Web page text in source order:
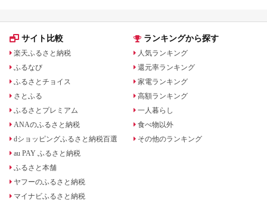
サイト比較
楽天ふるさと納税
ふるなび
ふるさとチョイス
さとふる
ふるさとプレミアム
ANAのふるさと納税
dショッピングふるさと納税百選
au PAY ふるさと納税
ふるさと本舗
ヤフーのふるさと納税
マイナビふるさと納税
ランキングから探す
人気ランキング
還元率ランキング
家電ランキング
高額ランキング
一人暮らし
食べ物以外
その他のランキング